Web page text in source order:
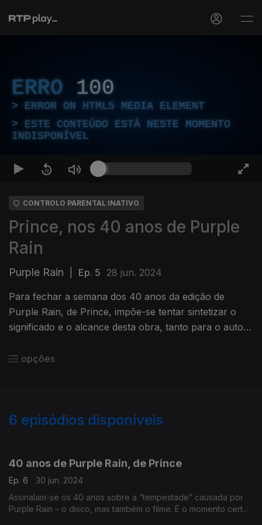
ERRO 100
ERROR ON HTML5 MEDIA ELEMENT
ESTE CONTEÚDO ESTÁ NESTE MOMENTO
INDISPONÍVEL
CONTROLO PARENTAL INATIVO
Prince, nos 40 anos de Purple
Rain
Purple Rain Ep. 5 28 jun. 2024
Para fechar a semana dos 40 anos da edição de
Purple Rain, de Prince, impõe-se tentar sintetizar o
significado e o alcance desta obra, tanto para o autor
opções
6 episódios disponíveis
40 anos de Purple Rain, de Prince
Ep. 6
30 jun. 2024
Assinalam-se os 40 anos sobre a “tempestade” causada por
Purple Rain – o disco, mas também o filme. É o momento certo